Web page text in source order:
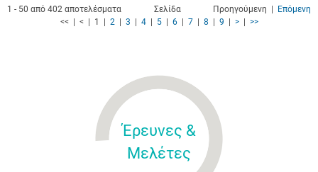
1 - 50 από 402 αποτελέσματα Προηγούμενη | Επόμενη
Σελίδα
<< | < | 1 | 2| 3 4| 5| 6| 7| 8 9 >| >>
Έρευνες &
Μελέτες